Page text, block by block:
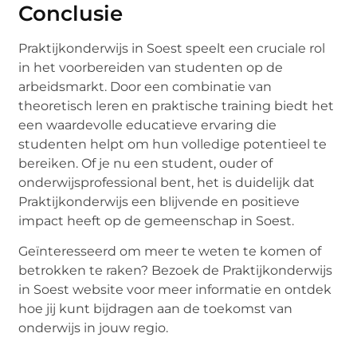
Conclusie
Praktijkonderwijs in Soest speelt een cruciale rol
in het voorbereiden van studenten op de
arbeidsmarkt. Door een combinatie van
theoretisch leren en praktische training biedt het
een waardevolle educatieve ervaring die
studenten helpt om hun volledige potentieel te
bereiken. Of je nu een student, ouder of
onderwijsprofessional bent, het is duidelijk dat
Praktijkonderwijs een blijvende en positieve
impact heeft op de gemeenschap in Soest.
Geïnteresseerd om meer te weten te komen of
betrokken te raken? Bezoek de Praktijkonderwijs
in Soest website voor meer informatie en ontdek
hoe jij kunt bijdragen aan de toekomst van
onderwijs in jouw regio.